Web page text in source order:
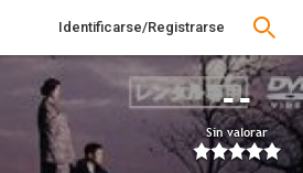
Identificarse/Registrarse
--
Sin valorar